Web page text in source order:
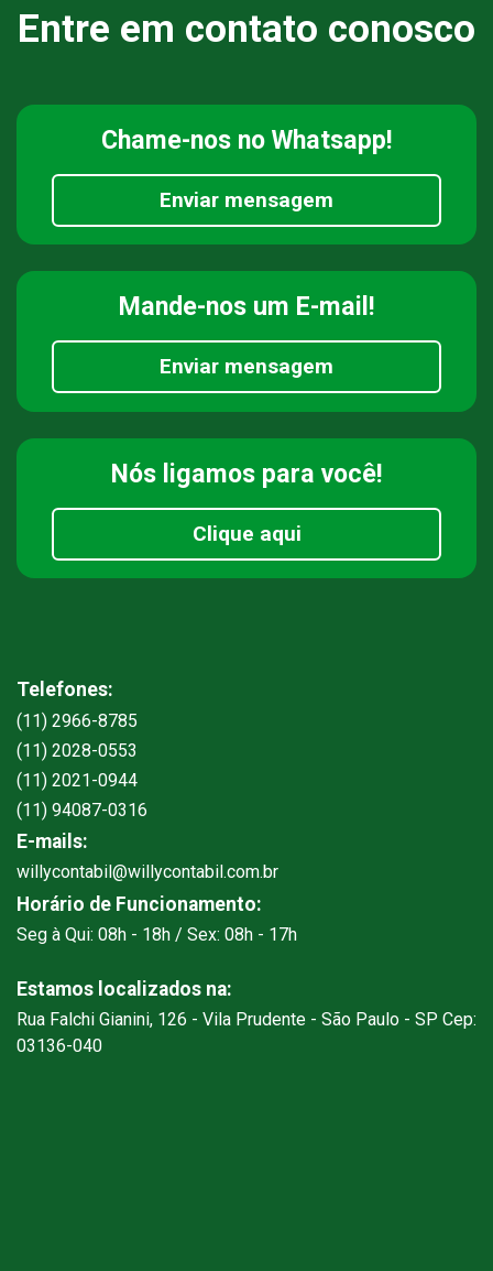
Entre em contato conosco
Chame-nos no Whatsapp!
Enviar mensagem
Mande-nos um E-mail!
Enviar mensagem
Nós ligamos para você!
Clique aqui
Telefones:
(11) 2966-8785
(11) 2028-0553
(11) 2021-0944
(11) 94087-0316
E-mails:
willycontabil@willycontabil.com.br
Horário de Funcionamento:
Seg à Qui: 08h - 18h / Sex: 08h - 17h
Estamos localizados na:
Rua Falchi Gianini, 126 - Vila Prudente - São Paulo - SP Cep:
03136-040